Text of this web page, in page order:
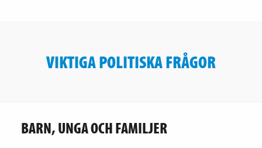
VIKTIGA POLITISKA FRÅGOR
BARN, UNGA OCH FAMILJER